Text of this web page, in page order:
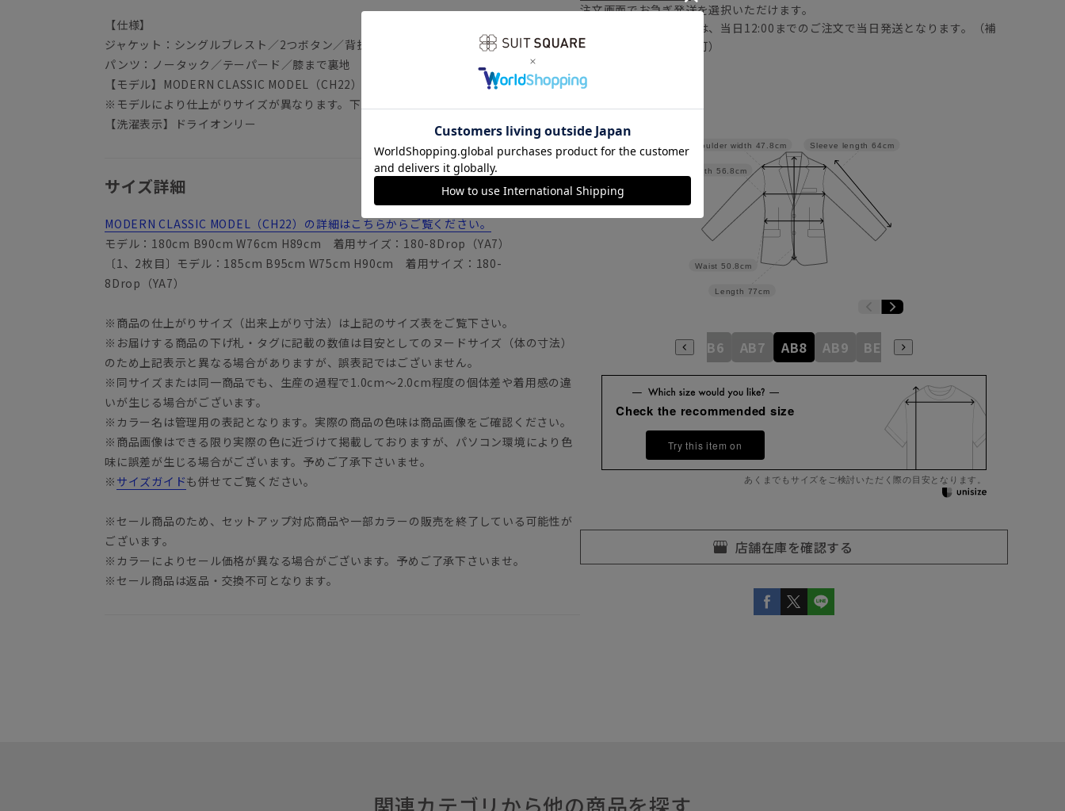
【仕様】
ジャケット：シングルブレスト／2つボタン／背抜き仕立て／本切羽／サイドベンツ
パンツ：ノータック／テーパード／膝まで裏地
【モデル】MODERN CLASSIC MODEL（CH22）
※モデルにより仕上がりサイズが異なります。下記のサイズ詳細を必ずご確認下さい。
【洗濯表示】ドライオンリー
サイズ詳細
MODERN CLASSIC MODEL（CH22）の詳細はこちらからご覧ください。
モデル：180cm B90cm W76cm H89cm 着用サイズ：180-8Drop（YA7）
〔1、2枚目〕モデル：185cm B95cm W75cm H90cm 着用サイズ：180-
8Drop（YA7）
※商品の仕上がりサイズ（出来上がり寸法）は上記のサイズ表をご覧下さい。
※お届けする商品の下げ札・タグに記載の数値は目安としてのヌードサイズ（体の寸法）
のため上記表示と異なる場合がありますが、誤表記ではございません。
※同サイズまたは同一商品でも、生産の過程で1.0cm～2.0cm程度の個体差や着用感の違
いが生じる場合がございます。
※カラー名は管理用の表記となります。実際の商品の色味は商品画像をご確認ください。
※商品画像はできる限り実際の色に近づけて掲載しておりますが、パソコン環境により色
味に誤差が生じる場合がございます。予めご了承下さいませ。
※ サイズガイドも併せてご覧ください。
※セール商品のため、セットアップ対応商品や一部カラーの販売を終了している可能性が
ございます。
※カラーによりセール価格が異なる場合がございます。予めご了承下さいませ。
※セール商品は返品・交換不可となります。
注文画面でお急ぎ発送を選択いただけます。
さらにメルマガ会員様は、当日12:00までのご注文で当日発送となります。（補
正商品の場合は対応不可）
Sleeve length 64cm
Length 77cm
Waist 50.8cm
Width 56.8cm
Shoulder width 47.8cm
YA3 A3 A4 A5 A6 A7 A8 A9 AB5 AB6 AB7 AB8 AB9 BE3 BE4
Check the recommended size
Try this item on
あくまでもサイズをご検討いただく際の目安となります。
関連カテゴリから他の商品を探す